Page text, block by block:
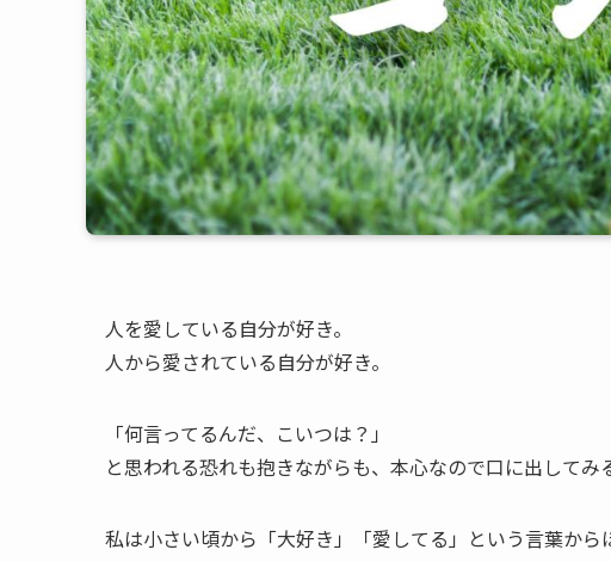
人を愛している自分が好き。
人から愛されている自分が好き。
「何言ってるんだ、こいつは？」
と思われる恐れも抱きながらも、本心なので口に出してみ
私は小さい頃から「大好き」「愛してる」という言葉から